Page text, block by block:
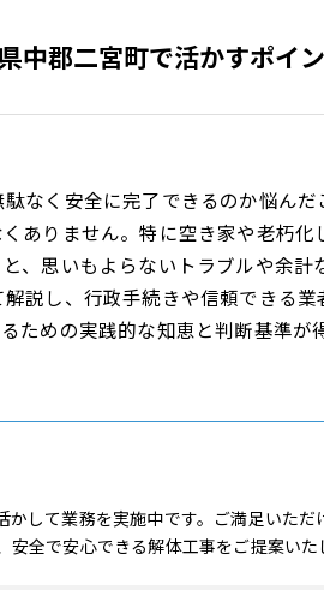
中郡二宮町で活かすポイ
なく安全に完了できるのか悩ん
ありません。特に空き家や老朽
、思いもよらないトラブルや余
説し、行政手続きや信頼できる
ための実践的な知恵と判断基準が
かして業務を実施中です。ご満足いた
全で安心できる解体工事をご提案いた